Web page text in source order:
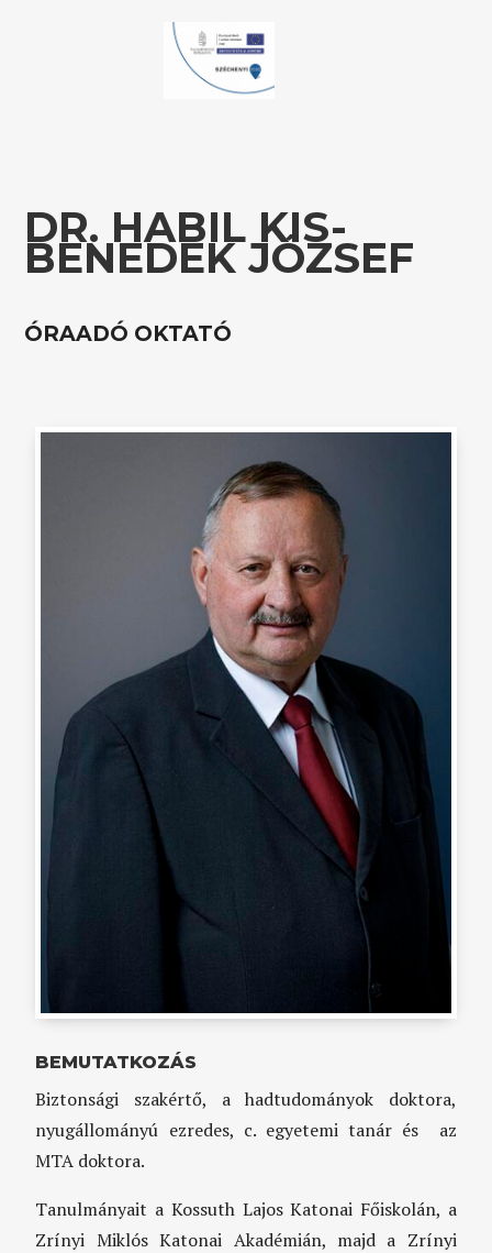
DR. HABIL KIS-
BENEDEK JÓZSEF
ÓRAADÓ OKTATÓ
BEMUTATKOZÁS
Biztonsági szakértő, a hadtudományok doktora,
nyugállományú ezredes, c. egyetemi tanár és az
MTA doktora.
Tanulmányait a Kossuth Lajos Katonai Főiskolán, a
Zrínyi Miklós Katonai Akadémián, majd a Zrínyi